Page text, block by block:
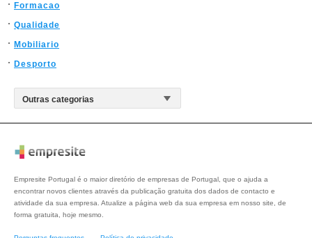
Formacao
Qualidade
Mobiliario
Desporto
Empresite Portugal é o maior diretório de empresas de Portugal, que o ajuda a
encontrar novos clientes através da publicação gratuita dos dados de contacto e
atividade da sua empresa. Atualize a página web da sua empresa em nosso site, de
forma gratuita, hoje mesmo.